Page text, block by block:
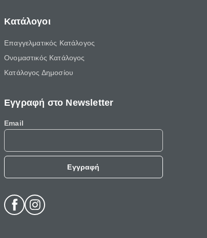
Κατάλογοι
Επαγγελματικός Κατάλογος
Ονομαστικός Κατάλογος
Κατάλογος Δημοσίου
Εγγραφή στο Newsletter
Email
Εγγραφή